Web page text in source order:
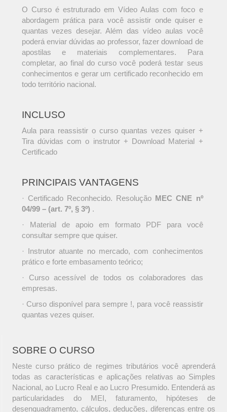
O Curso é estruturado em Vídeo Aulas com foco e
abordagem prática para você assistir onde quiser e
quantas vezes desejar. Além das vídeo aulas você
poderá enviar dúvidas ao professor, fazer download de
apostilas e materiais complementares. Para
completar, ao final do curso você poderá testar seus
conhecimentos e gerar um certificado reconhecido em
todo território nacional.
INCLUSO
Aula para reassistir o curso quantas vezes quiser +
Tira dúvidas com o instrutor + Download Material +
Certificado
PRINCIPAIS VANTAGENS
· Certificado Reconhecido. Resolução MEC CNE nº
04/99 – (art. 7º, § 3º) .
· Material de apoio em formato PDF para você
consultar sempre que quiser.
· Instrutor atuante no mercado, com conhecimentos
prático e forte embasamento teórico;
· Curso acessível de todos os colaboradores das
empresas.
· Curso disponível para sempre !, para você reassistir
quantas vezes quiser.
SOBRE O CURSO
Neste curso prático de regimes tributários você aprenderá
todas as características e aplicações relativas ao Simples
Nacional, ao Lucro Real e ao Lucro Presumido. Entenderá as
particularidades do MEI, faturamento, hipóteses de
desenquadramento, cálculos, deduções, diferenças entre os